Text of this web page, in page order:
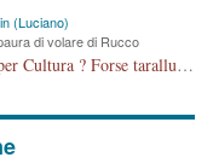
(Luciano)
di volare di Rucco
Vorrei sapere dal C.C. Rolando cosa intende per Cultura ? Forse tarallucci, vino e sagre, o spaghetti tricolori del PD ? Il continuo (s)parlare della mostra a Palazzo Chiericati caro consigliere DANNEGGIA FORTEMENTE l'immagine della città TUTTA e fa deviare i consensi che in RUSSIA (badi bene ex U.R.S.S.) sono ECCELLENTI. A livello artistico l'evento è di alta Valenza culturale, COMPITO di Tutta la Cittadinanza fare il possibile per propagandare l'iniziativa senza farne UN CASO PARTITICO come fa Lei da sempre. Meno Gazebo + Partecipazione! E così sia. Amen.